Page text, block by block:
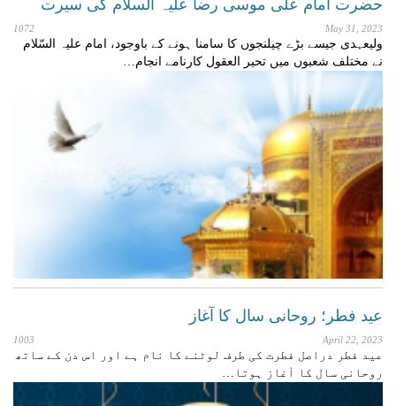
حضرت امام علی موسی رضا علیہ السلام کی سیرت
May 31, 2023
1072
ولیعہدی جیسے بڑے چیلنجوں کا سامنا ہونے کے باوجود، امام علیہ السّلام
نے مختلف شعبوں میں تحیر العقول کارنامے انجام…
عید فطر؛ روحانی سال کا آغاز
April 22, 2023
1003
عید فطر دراصل فطرت کی طرف لوٹنے کا نام ہے اور اس دن کے ساتھ
روحانی سال کا آغاز ہوتا…